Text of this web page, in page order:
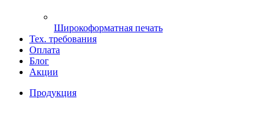
Широкоформатная печать
Тех. требования
Оплата
Блог
Акции
Продукция